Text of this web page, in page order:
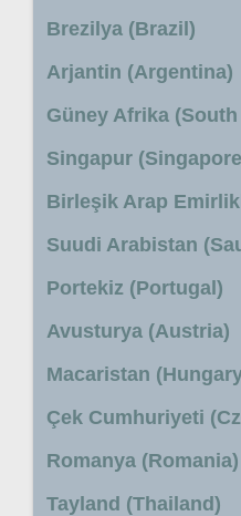
Brezilya (Brazil)
Arjantin (Argentina)
Güney Afrika
Singapur
Birleşik Arap
Suudi Arabistan
Portekiz (Portugal)
Avusturya (Austria)
Macaristan
Çek Cumhuriyeti
Romanya (Romania)
Tayland (Thailand)